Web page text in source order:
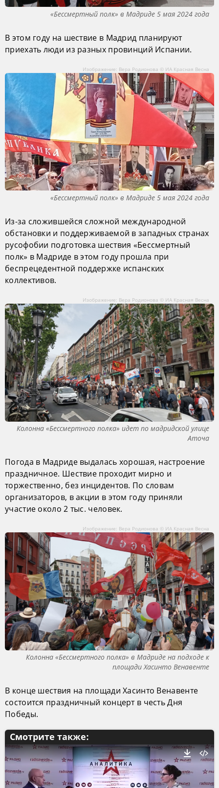
«Бессмертный полк» в Мадриде 5 мая 2024 года
В этом году на шествие в Мадрид планируют
приехать люди из разных провинций Испании.
Изображение: Вера Родионова © ИА Красная Весна
«Бессмертный полк» в Мадриде 5 мая 2024 года
Из-за сложившейся сложной международной
обстановки и поддерживаемой в западных странах
русофобии подготовка шествия «Бессмертный
полк» в Мадриде в этом году прошла при
беспрецедентной поддержке испанских
коллективов.
Изображение: Вера Родионова © ИА Красная Весна
Колонна «Бессмертного полка» идет по мадридской улице
Аточа
Погода в Мадриде выдалась хорошая, настроение
праздничное. Шествие проходит мирно и
торжественно, без инцидентов. По словам
организаторов, в акции в этом году приняли
участие около 2 тыс. человек.
Изображение: Вера Родионова © ИА Красная Весна
Колонна «Бессмертного полка» в Мадриде на подходе к
площади Хасинто Венавенте
В конце шествия на площади Хасинто Венавенте
состоится праздничный концерт в честь Дня
Победы.
Смотрите также: